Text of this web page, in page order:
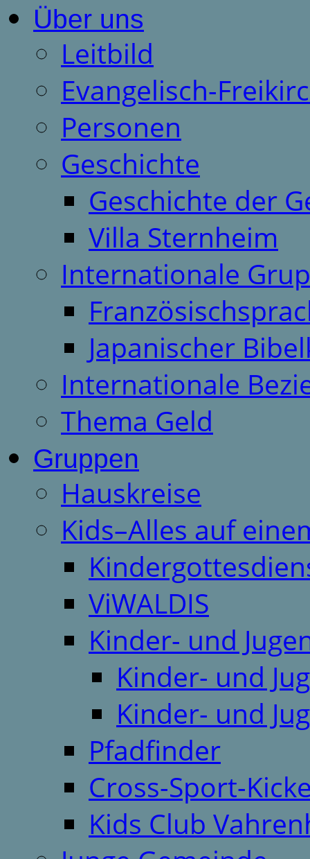
Über uns
Leitbild
Evangelisch-
Personen
Geschichte
Geschichte der
Villa Sternheim
Internationale
Japanischer
Internationale
Thema Geld
Gruppen
Hauskreise
Kids–Alles auf
ViWALDIS
Kinder- und
Kinder- und
Kinder- und
Pfadfinder
Cross-Sport-
Kids Club